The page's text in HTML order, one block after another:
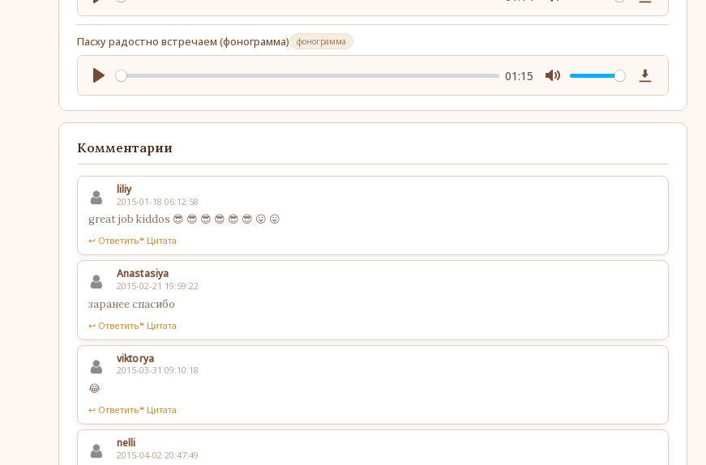
Download
Пасху радостно встречаем (фонограмма)
фонограмма
01:15
Download
Комментарии
liliy
2015-01-18 06:12:58
great job kiddos 😎 😎 😎 😎 😎 😎 😛 😛
↩ Ответить❝ Цитата
Anastasiya
2015-02-21 19:59:22
заранее спасибо
↩ Ответить❝ Цитата
viktorya
2015-03-31 09:10:18
😂
↩ Ответить❝ Цитата
nelli
2015-04-02 20:47:49